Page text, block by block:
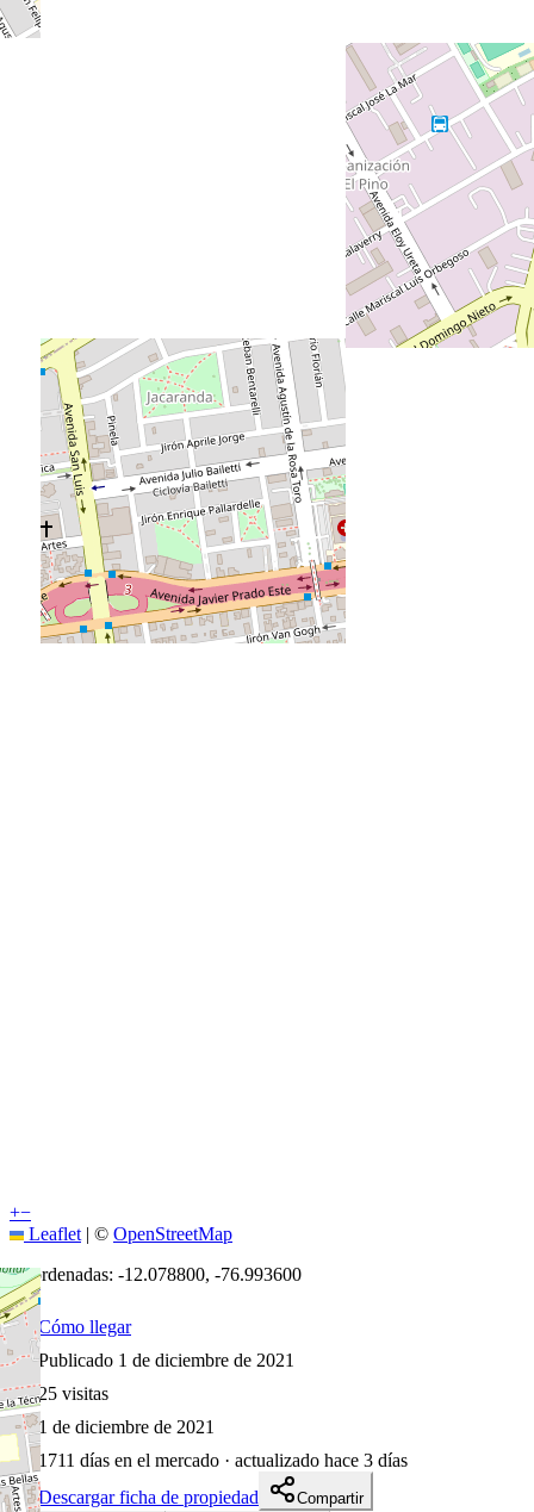
+−
Leaflet | © OpenStreetMap
Coordenadas: -12.078800, -76.993600
Cómo llegar
Publicado 1 de diciembre de 2021
25 visitas
1 de diciembre de 2021
1711 días en el mercado · actualizado hace 3 días
Descargar ficha de propiedad
Compartir